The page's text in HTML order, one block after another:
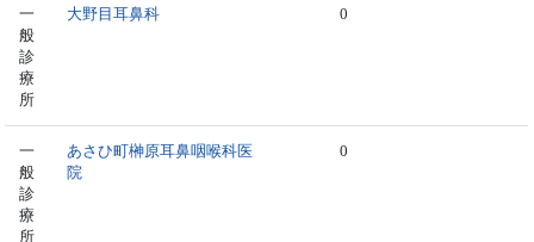
一
般
診
療
所
大野目耳鼻科 0
一
般
診
療
所
あさひ町榊原耳鼻咽喉科医
院
0